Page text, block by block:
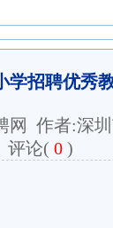
学招聘优秀
网 作者:深
评论( 0 )